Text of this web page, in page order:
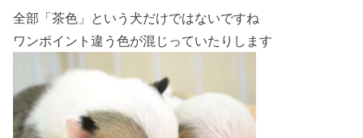
全部「茶色」という犬だけではないですね
ワンポイント違う色が混じっていたりします